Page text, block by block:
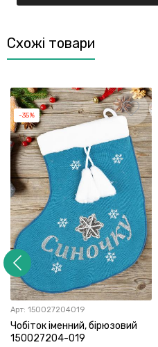
Схожі товари
-35%
Арт: 150027204019
Чобіток іменний, бірюзовий
150027204-019